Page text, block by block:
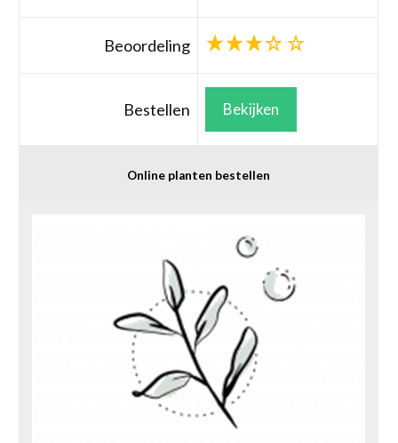
Beoordeling
Bestellen Bekijken
Online planten bestellen